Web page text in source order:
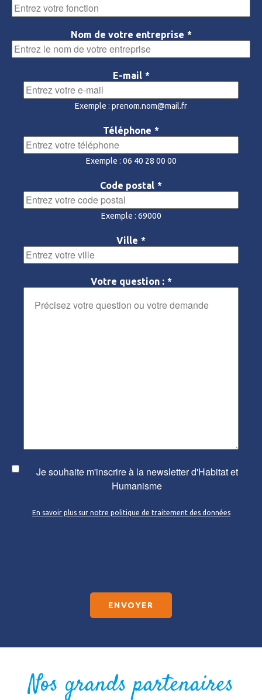
Nom de votre entreprise *
E-mail *
Exemple : prenom.nom@mail.fr
Téléphone *
Exemple : 06 40 28 00 00
Code postal *
Exemple : 69000
Ville *
Votre question : *
Je souhaite m'inscrire à la newsletter d'Habitat et
Humanisme
En savoir plus sur notre politique de traitement des données
Nos grands partenaires